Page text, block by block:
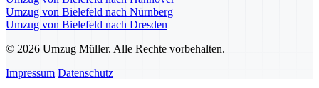
Umzug von Bielefeld nach Nürnberg
Umzug von Bielefeld nach Dresden
© 2026 Umzug Müller. Alle Rechte vorbehalten.
Impressum Datenschutz